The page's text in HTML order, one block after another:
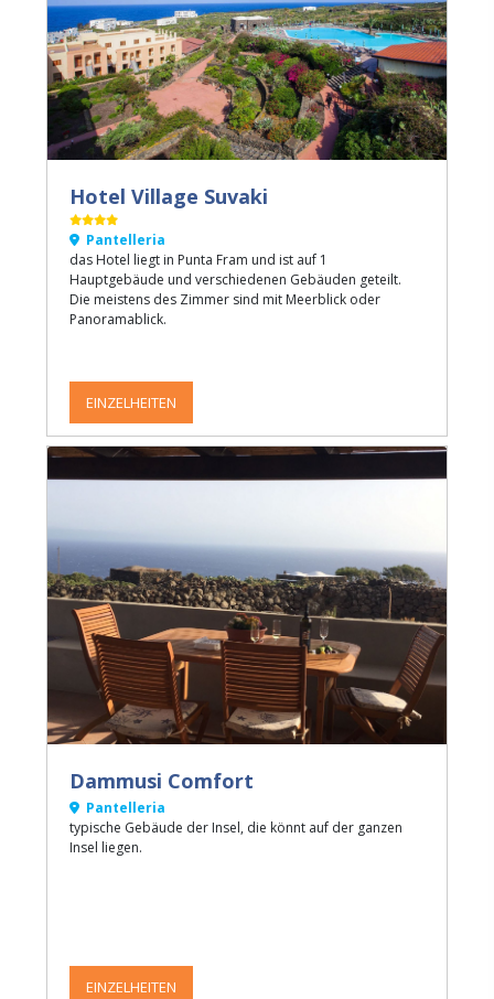
Hotel Village Suvaki
Pantelleria
das Hotel liegt in Punta Fram und ist auf 1
Hauptgebäude und verschiedenen Gebäuden geteilt.
Die meistens des Zimmer sind mit Meerblick oder
Panoramablick.
EINZELHEITEN
Dammusi Comfort
Pantelleria
typische Gebäude der Insel, die könnt auf der ganzen
Insel liegen.
EINZELHEITEN